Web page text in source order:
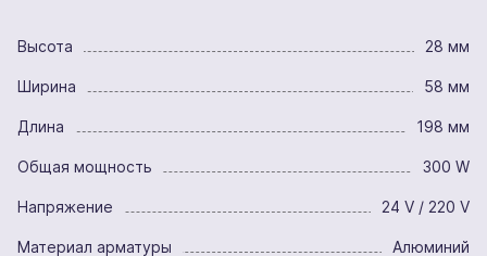
Высота 28 мм
Ширина 58 мм
Длина 198 мм
Общая мощность 300 W
Напряжение 24 V / 220 V
Материал арматуры Алюминий